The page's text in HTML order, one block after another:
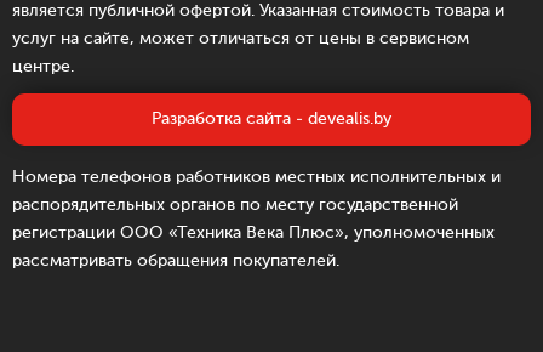
является публичной офертой. Указанная стоимость товара и
услуг на сайте, может отличаться от цены в сервисном
центре.
Разработка сайта - devealis.by
Номера телефонов работников местных исполнительных и
распорядительных органов по месту государственной
регистрации ООО «Техника Века Плюс», уполномоченных
рассматривать обращения покупателей.